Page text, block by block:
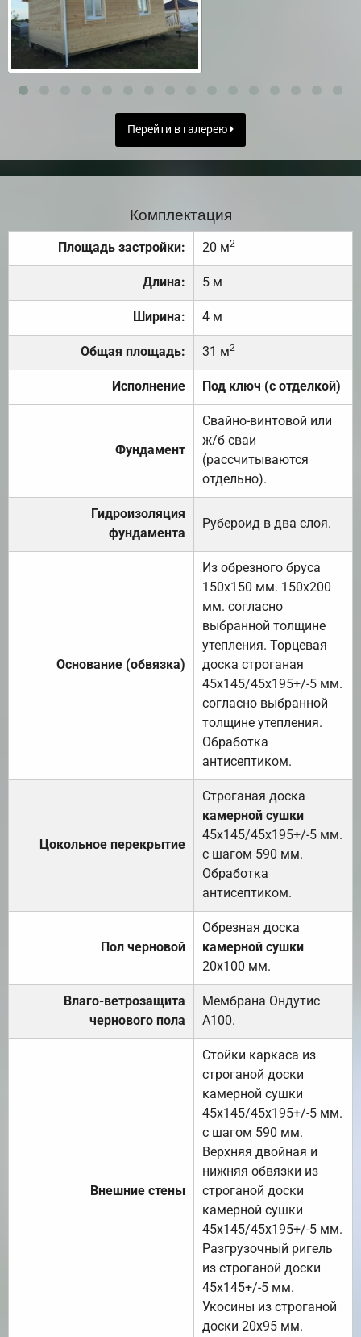
Перейти в галерею
Комплектация
Площадь застройки: 20 м2
Длина: 5 м
Ширина: 4 м
Общая площадь: 31 м2
Исполнение Под ключ (с отделкой)
Фундамент
Свайно-винтовой или
ж/б сваи
(рассчитываются
отдельно).
Гидроизоляция
фундамента
Рубероид в два слоя.
Основание (обвязка)
Из обрезного бруса
150х150 мм. 150х200
мм. согласно
выбранной толщине
утепления. Торцевая
доска строганая
45х145/45х195+/-5 мм.
согласно выбранной
толщине утепления.
Обработка
антисептиком.
Цокольное перекрытие
Строганая доска
камерной сушки
45х145/45х195+/-5 мм.
с шагом 590 мм.
Обработка
антисептиком.
Пол черновой
Обрезная доска
камерной сушки
20х100 мм.
Влаго-ветрозащита
чернового пола
Мембрана Ондутис
А100.
Внешние стены
Стойки каркаса из
строганой доски
камерной сушки
45х145/45х195+/-5 мм.
с шагом 590 мм.
Верхняя двойная и
нижняя обвязки из
строганой доски
камерной сушки
45х145/45х195+/-5 мм.
Разгрузочный ригель
из строганой доски
45х145+/-5 мм.
Укосины из строганой
доски 20х95 мм.